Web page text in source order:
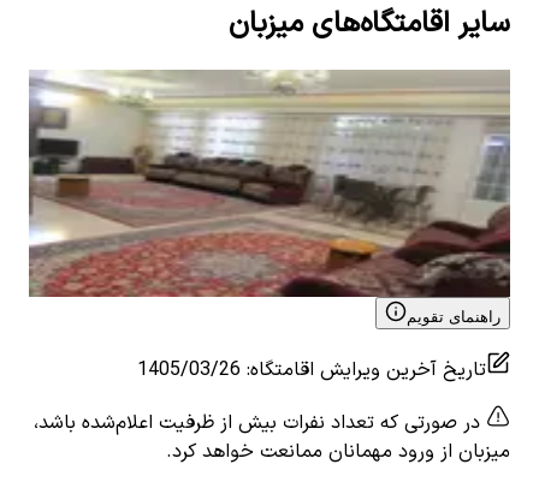
سایر اقامتگاه‌های میزبان
اجاره منزل مبله دوخوابه در میدان معلم کاشان -زیر
همکف
2 اتاق خواب10 نفر
۳٬۲۰۰٬۰۰۰تومان
View details for اجاره منزل مبله دوخوابه در میدان معلم
کاشان -زیر همکف
راهنمای تقویم
تاریخ آخرین ویرایش اقامتگاه:
1405/03/26
در صورتی که تعداد نفرات بیش از ظرفیت اعلام‌شده باشد،
میزبان از ورود مهمانان ممانعت خواهد کرد.